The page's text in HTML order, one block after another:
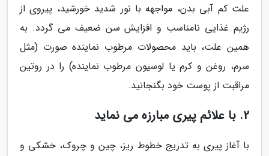
علت کم آبی بدن، مواجهه با نور شدید خورشید، پیروی از
رژیم غذایی نامناسب و افزایش سن ضعیف می گردد. به
همین علت، باید محصولات مرطوب نماینده صورت (مثل
سرم، روغن و کرم یا لوسیون مرطوب نماینده) را در روتین
مراقبت از پوست خود بگنجانید.
2. با علائم پیری مبارزه می نماید
با آغاز پیری به تدریج خطوط ریز، چین و چروک، خشکی و